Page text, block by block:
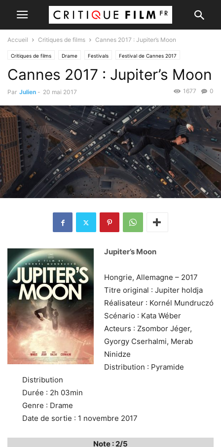
Accueil Critiques de films Cannes 2017 : Jupiter’s Moon
Critiques de films Drame Festivals Festival de Cannes 2017
Cannes 2017 : Jupiter’s Moon
Par Julien - 20 mai 2017 0
1677
Jupiter’s Moon
Hongrie, Allemagne – 2017
Titre original : Jupiter holdja
Réalisateur : Kornél Mundruczó
Scénario : Kata Wéber
Acteurs : Zsombor Jéger,
Gyorgy Cserhalmi, Merab
Ninidze
Distribution : Pyramide
Distribution
Durée : 2h 03min
Genre : Drame
Date de sortie : 1 novembre 2017
Note : 2/5